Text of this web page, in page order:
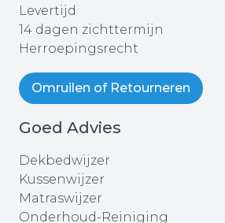
Levertijd
14 dagen zichttermijn
Herroepingsrecht
Omruilen of Retourneren
Goed Advies
Dekbedwijzer
Kussenwijzer
Matraswijzer
Onderhoud-Reiniging